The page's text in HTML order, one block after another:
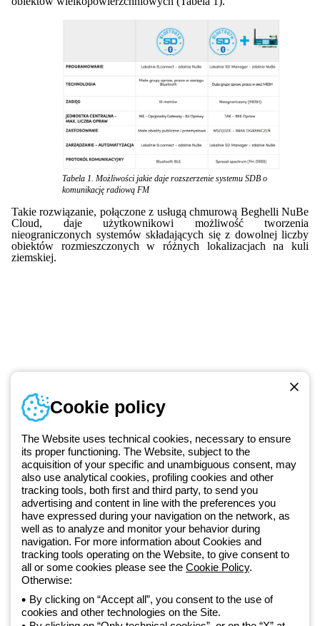
Tabela 1. Możliwości jakie daje rozszerzenie systemu SDB o
komunikację radiową FM
Takie rozwiązanie, połączone z usługą chmurową Beghelli NuBe
Cloud, daje użytkownikowi możliwość tworzenia
nieograniczonych systemów składających się z dowolnej liczby
obiektów rozmieszczonych w różnych lokalizacjach na kuli
ziemskiej.
Od 2025 roku firma Beghelli jest częścią Grupy GEWISS, działając w
ramach ekosystemu GEWISS LightZone, w którym tworzymy
zintegrowane rozwiązania oświetleniowe, przekształcające
złożoność w prostotę oraz wspierające profesjonalistów i
użytkowników w realizacji ich potrzeb.Dowiedz się więcej o GEWISS
Numer telefonu
Od poniedziałku do piątku w godzinach 8:00 do 16:00
+48 32 422 55 79
Polityka prywatności
Cookie policy
The Website uses technical cookies, necessary to ensure
its proper functioning. The Website, subject to the
acquisition of your specific and unambiguous consent, may
also use analytical cookies, profiling cookies and other
tracking tools, both first and third party, to send you
advertising and content in line with the preferences you
have expressed during your navigation on the network, as
well as to analyze and monitor your behavior during
navigation. For more information about Cookies and
tracking tools operating on the Website, to give consent to
all or some cookies please see the Cookie Policy.
Otherwise:
By clicking on “Accept all”, you consent to the use of
cookies and other technologies on the Site.